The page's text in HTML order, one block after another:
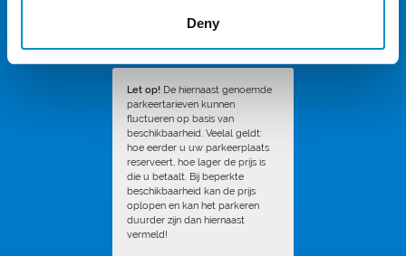
Deny
30 dagen
€408,00
Let op! De hiernaast genoemde
parkeertarieven kunnen
fluctueren op basis van
beschikbaarheid. Veelal geldt:
hoe eerder u uw parkeerplaats
reserveert, hoe lager de prijs is
die u betaalt. Bij beperkte
beschikbaarheid kan de prijs
oplopen en kan het parkeren
duurder zijn dan hiernaast
vermeld!